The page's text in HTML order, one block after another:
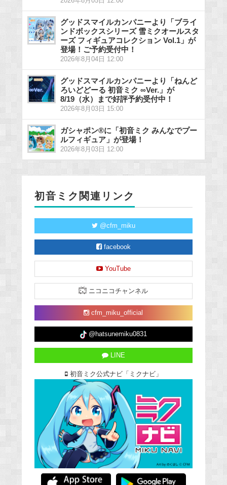
グッドスマイルカンパニーより「ブライ
ンドボックスシリーズ 雪ミクオールスタ
ーズ フィギュアコレクション Vol.1」が
登場！ご予約受付中！
2026年8月04日 12:00
グッドスマイルカンパニーより「ねんど
ろいどどーる 初音ミク ∞Ver.」が
8/19（水）まで好評予約受付中！
2026年8月03日 15:00
ガシャポン®に「初音ミク みんなでプー
ルフィギュア」が登場！
2026年8月03日 12:00
初音ミク関連リンク
@cfm_miku
facebook
YouTube
ニコニコチャンネル
cfm_miku_official
@hatsunemiku0831
LINE
初音ミク公式ナビ「ミクナビ」